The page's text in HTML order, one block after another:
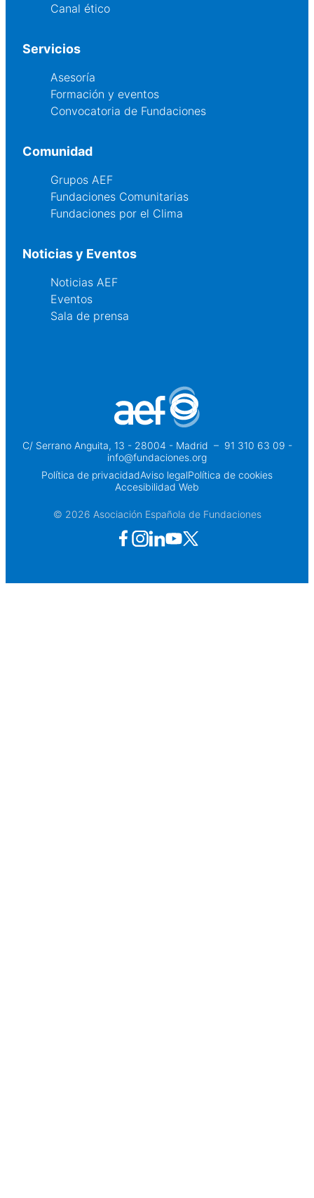
Canal ético
Servicios
Asesoría
Formación y eventos
Convocatoria de Fundaciones
Comunidad
Grupos AEF
Fundaciones Comunitarias
Fundaciones por el Clima
Noticias y Eventos
Noticias AEF
Eventos
Sala de prensa
C/ Serrano Anguita, 13 - 28004 - Madrid – 91 310 63 09 -
info@fundaciones.org
Política de privacidadAviso legalPolítica de cookies
Accesibilidad Web
© 2026 Asociación Española de Fundaciones